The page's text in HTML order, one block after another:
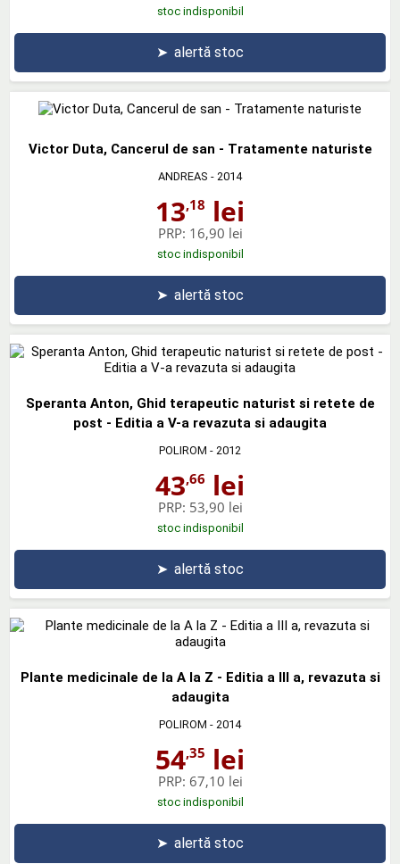
stoc indisponibil
➤ alertă stoc
Victor Duta, Cancerul de san - Tratamente naturiste
ANDREAS - 2014
13,18 lei
PRP: 16,90 lei
stoc indisponibil
➤ alertă stoc
Speranta Anton, Ghid terapeutic naturist si retete de
post - Editia a V-a revazuta si adaugita
POLIROM - 2012
43,66 lei
PRP: 53,90 lei
stoc indisponibil
➤ alertă stoc
Plante medicinale de la A la Z - Editia a III a, revazuta si
adaugita
POLIROM - 2014
54,35 lei
PRP: 67,10 lei
stoc indisponibil
➤ alertă stoc